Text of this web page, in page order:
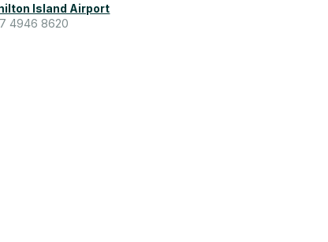
Island Airport
4946 8620